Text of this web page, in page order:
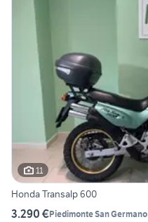
11
Honda Transalp 600
3.290 €Piedimonte San Germano